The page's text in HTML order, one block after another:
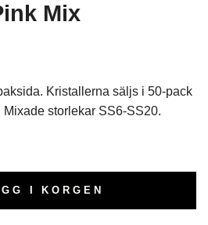
Mix
Kristallerna säljs i 50-pack
storlekar SS6-SS20.
I KORGEN